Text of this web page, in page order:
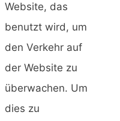
Website, das
benutzt wird, um
den Verkehr auf
der Website zu
überwachen. Um
dies zu